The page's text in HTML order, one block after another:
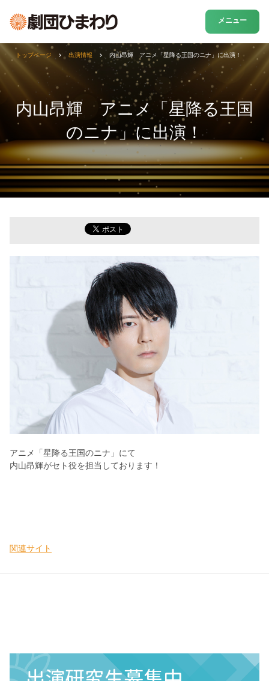
メニュー
内山昂輝 アニメ「星降る王国
のニナ」に出演！
トップページ 出演情報 内山昂輝 アニメ「星降る王国のニナ」に出演！
アニメ「 星降る王国のニナ 」にて
内山昂輝がセト役を担当しております！
関連サイト